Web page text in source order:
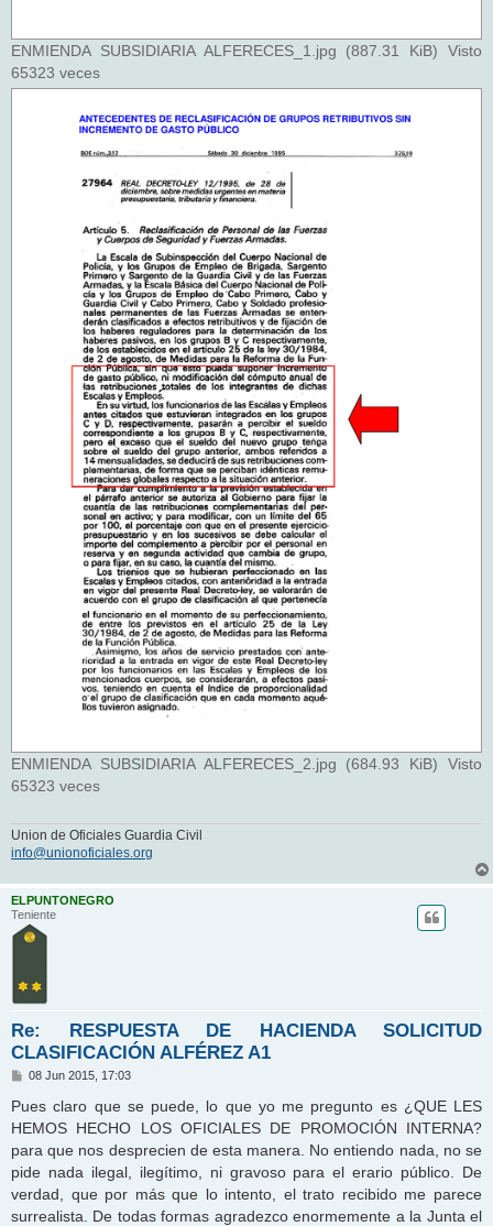
ENMIENDA SUBSIDIARIA ALFERECES_1.jpg (887.31 KiB) Visto
65323 veces
ENMIENDA SUBSIDIARIA ALFERECES_2.jpg (684.93 KiB) Visto
65323 veces
Union de Oficiales Guardia Civil
info@unionoficiales.org
ELPUNTONEGRO
Teniente
Re: RESPUESTA DE HACIENDA SOLICITUD
CLASIFICACIÓN ALFÉREZ A1
M
n
a
j
e
08 Jun 2015, 17:03
Pues claro que se puede, lo que yo me pregunto es ¿QUE LES
HEMOS HECHO LOS OFICIALES DE PROMOCIÓN INTERNA?
para que nos desprecien de esta manera. No entiendo nada, no se
pide nada ilegal, ilegítimo, ni gravoso para el erario público. De
verdad, que por más que lo intento, el trato recibido me parece
surrealista. De todas formas agradezco enormemente a la Junta el